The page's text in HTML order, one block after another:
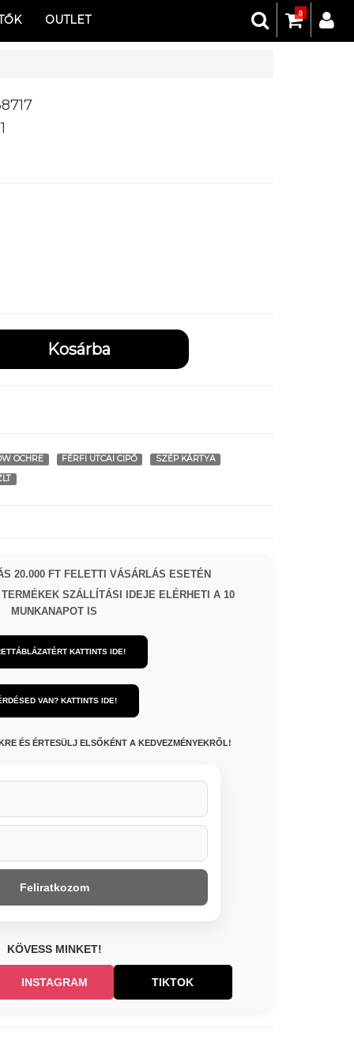
0
OUTLET
OCHRE FÉRFI UTCAI CIPŐ
SZÉP KÁRTYA
20.000 FT FELETTI VÁSÁRLÁS ESETÉN
SZÁLLÍTÁSI IDEJE ELÉRHETI A 10
MUNKANAPOT IS
KATTINTS IDE!
VAN? KATTINTS IDE!
ÉS ÉRTESÜLJ ELSŐKÉNT A KEDVEZMÉNYEKRŐL!
Feliratkozom
KÖVESS MINKET!
INSTAGRAM TIKTOK